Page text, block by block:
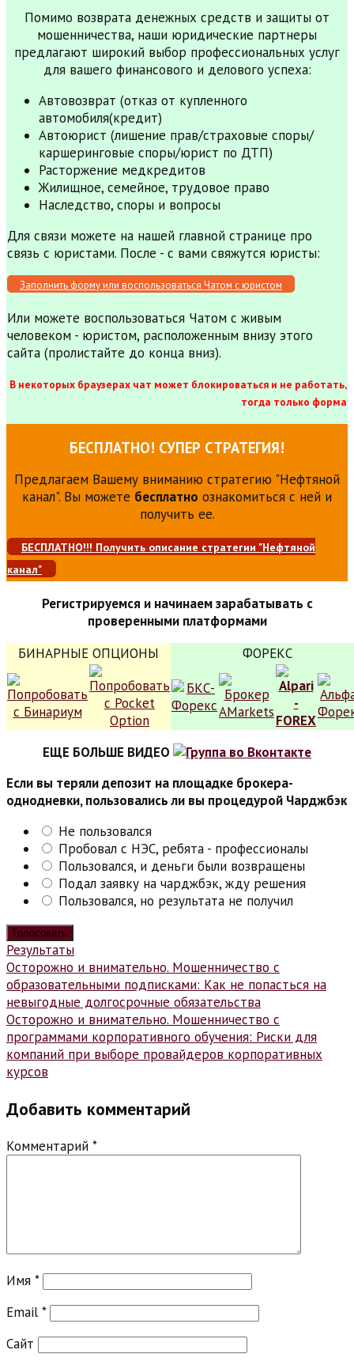
Помимо возврата денежных средств и защиты от
мошенничества, наши юридические партнеры
предлагают широкий выбор профессиональных услуг
для вашего финансового и делового успеха:
Автовозврат (отказ от купленного
автомобиля(кредит)
Автоюрист (лишение прав/страховые споры/
каршеринговые споры/юрист по ДТП)
Расторжение медкредитов
Жилищное, семейное, трудовое право
Наследство, споры и вопросы
Для связи можете на нашей главной странице про
связь с юристами. После - с вами свяжутся юристы:
Заполнить форму или воспользоваться Чатом с юристом
Или можете воспользоваться Чатом с живым
человеком - юристом, расположенным внизу этого
сайта (пролистайте до конца вниз).
В некоторых браузерах чат может блокироваться и не работать,
тогда только форма
БЕСПЛАТНО! СУПЕР СТРАТЕГИЯ!
Предлагаем Вашему вниманию стратегию "Нефтяной
канал". Вы можете бесплатно ознакомиться с ней и
получить ее.
БЕСПЛАТНО!!! Получить описание стратегии "Нефтяной
канал"
Регистрируемся и начинаем зарабатывать с
проверенными платформами
БИНАРНЫЕ ОПЦИОНЫ
ФОРЕКС
ЕЩЕ БОЛЬШЕ ВИДЕО
Если вы теряли депозит на площадке брокера-
однодневки, пользовались ли вы процедурой Чарджбэк
Не пользовался
Пробовал с НЭС, ребята - профессионалы
Пользовался, и деньги были возвращены
Подал заявку на чарджбэк, жду решения
Пользовался, но результата не получил
Результаты
Навигация
по
записям
Осторожно и внимательно. Мошенничество с
образовательными подписками: Как не попасться на
невыгодные долгосрочные обязательства
Осторожно и внимательно. Мошенничество с
программами корпоративного обучения: Риски для
компаний при выборе провайдеров корпоративных
курсов
Добавить комментарий
Комментарий *
Имя *
Email *
Сайт